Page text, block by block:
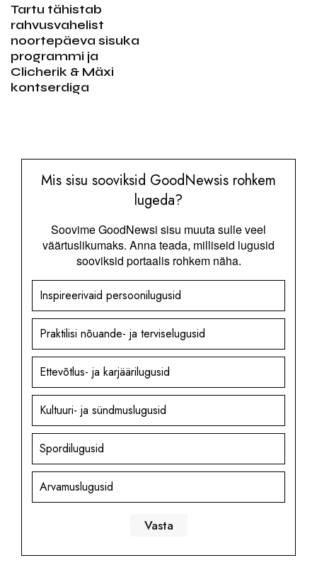
Tartu tähistab
rahvusvahelist
noortepäeva sisuka
programmi ja
Clicherik & Mäxi
kontserdiga
Mis sisu sooviksid GoodNewsis rohkem
lugeda?
Soovime GoodNewsi sisu muuta sulle veel
väärtuslikumaks. Anna teada, milliseid lugusid
sooviksid portaalis rohkem näha.
Inspireerivaid persoonilugusid
Praktilisi nõuande- ja terviselugusid
Ettevõtlus- ja karjäärilugusid
Kultuuri- ja sündmuslugusid
Spordilugusid
Arvamuslugusid